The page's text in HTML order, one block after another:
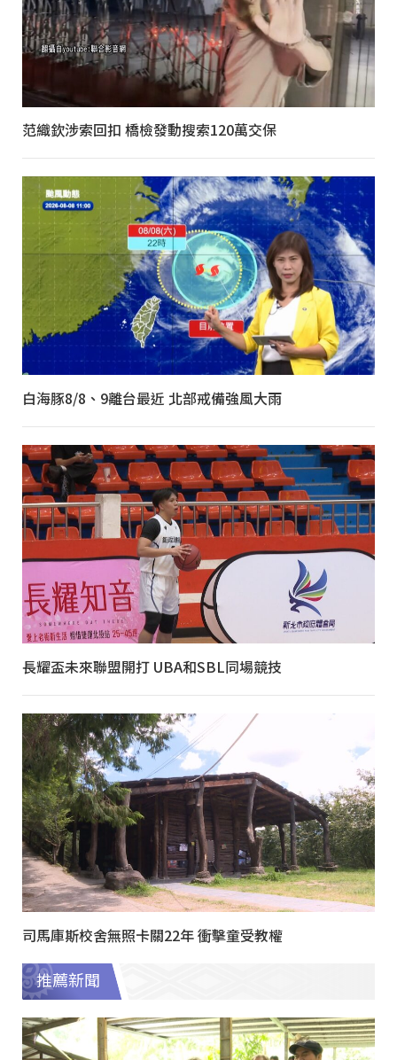
范織欽涉索回扣 橋檢發動搜索120萬交保
白海豚8/8、9離台最近 北部戒備強風大雨
長耀盃未來聯盟開打 UBA和SBL同場競技
司馬庫斯校舍無照卡關22年 衝擊童受教權
推薦新聞